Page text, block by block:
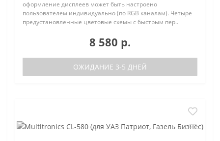
оформление дисплеев может быть настроено
пользователем индивидуально (по RGB каналам). Четыре
предустановленные цветовые схемы с быстрым пер..
8 580 р.
ОЖИДАНИЕ 3-5 ДНЕЙ